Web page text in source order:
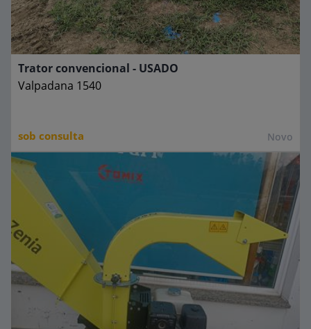
Novo
Trator convencional - USADO
Valpadana 1540
sob consulta